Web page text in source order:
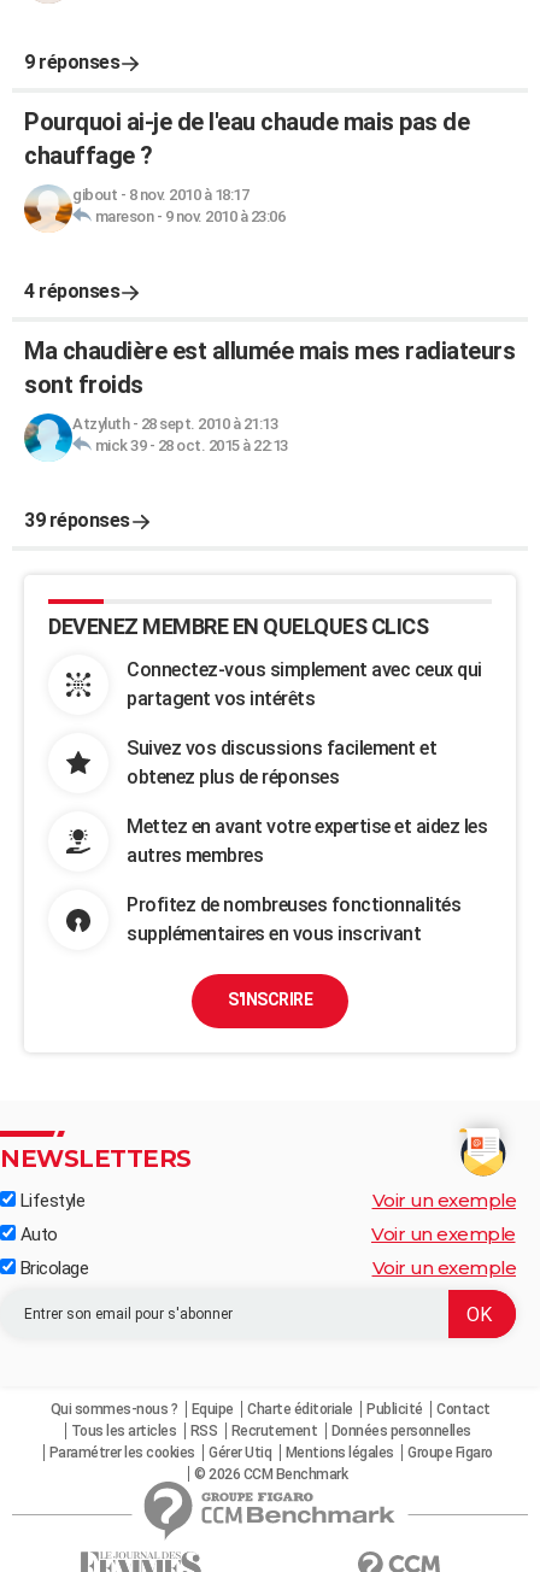
9 réponses
Pourquoi ai-je de l'eau chaude mais pas de
chauffage ?
gibout - 8 nov. 2010 à 18:17
mareson- 9 nov. 2010 à 23:06
4 réponses
Ma chaudière est allumée mais mes radiateurs
sont froids
Atzyluth- 28 sept. 2010 à 21:13
mick 39- 28 oct. 2015 à 22:13
39 réponses
DEVENEZ MEMBRE EN QUELQUES CLICS
Connectez-vous simplement avec ceux qui
partagent vos intérêts
Suivez vos discussions facilement et
obtenez plus de réponses
Mettez en avant votre expertise et aidez les
autres membres
Profitez de nombreuses fonctionnalités
supplémentaires en vous inscrivant
S'INSCRIRE
NEWSLETTERS
Lifestyle Voir un exemple
Auto Voir un exemple
Bricolage Voir un exemple
Qui sommes-nous ? Equipe Charte éditoriale Publicité
Contact
Tous les articles
RSS Recrutement
Données personnelles
Paramétrer les cookies
Gérer Utiq Mentions légales
Groupe Figaro
© 2026 CCM Benchmark